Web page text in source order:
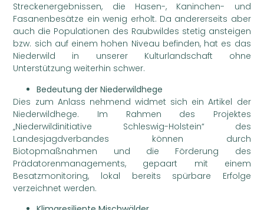
Streckenergebnissen, die Hasen-, Kaninchen- und
Fasanenbesätze ein wenig erholt. Da andererseits aber
auch die Populationen des Raubwildes stetig ansteigen
bzw. sich auf einem hohen Niveau befinden, hat es das
Niederwild in unserer Kulturlandschaft ohne
Unterstützung weiterhin schwer.
Bedeutung der Niederwildhege
Dies zum Anlass nehmend widmet sich ein Artikel der
Niederwildhege. Im Rahmen des Projektes
„Niederwildinitiative Schleswig-Holstein“ des
Landesjagdverbandes können durch
Biotopmaßnahmen und die Förderung des
Prädatorenmanagements, gepaart mit einem
Besatzmonitoring, lokal bereits spürbare Erfolge
verzeichnet werden.